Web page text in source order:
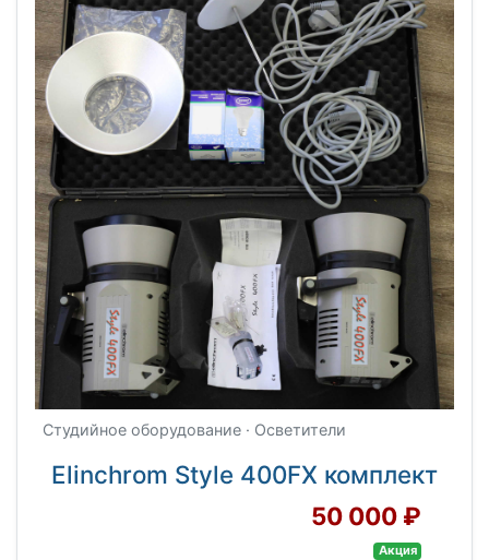
Студийное оборудование · Осветители
Elinchrom Style 400FX комплект
50 000 ₽
Акция